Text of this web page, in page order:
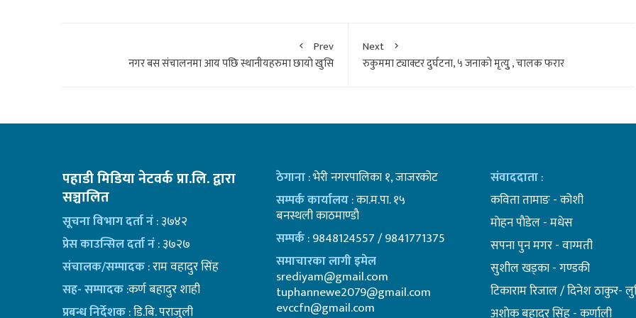
Prev
नगर बस संचालनमा आय पछि स्थानीयहरुमा छायाे खुसि
Next
रुकुममा ट्याक्टर दुर्घटना, ५ जनाकाे मृत्युु , चालक फरार
पहाडी मिडिया नेटवर्क प्रा.लि. द्वारा
सञ्चालित
सूचना विभाग दर्ता नं: ३७४२
प्रेस काउन्सिल दर्ता नं: ३७२७
संचालक/सम्पादक: राम वहादुर सिंह
सह- सम्पादक:कर्ण बहादुर शाही
प्रबन्ध निर्देशक: डि.बि. पराजुली
ठेगाना: भेरी नगरपालिका १, जाजरकोट
सम्पर्क कार्यालय: का.म.पा. १५
बनस्थली काठमाण्डाै
सम्पर्क: 9848124557 / 9841771375
समाचारका लागी इमेल
srediyam@gmail.com
tuphannewe2079@gmail.com
evccfn@gmail.com
संवाददाता:
कविता तामाङ - कोशी
माेहन पाैडेल - मधेस
सपना पुन मगर - वाग्मती
सुशील खड्का - गण्डकी
टिकाराम रिजाल / दिनेश ठाकुर-
अशाेक बहादुर सिंह - कर्णाली